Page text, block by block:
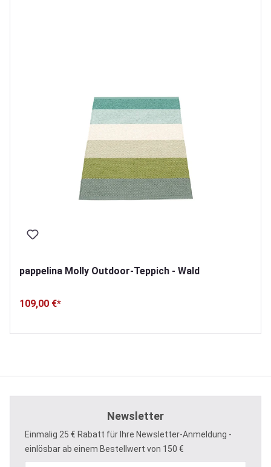
pappelina Molly Outdoor-Teppich - Wald
109,00 €*
Newsletter
Einmalig 25 € Rabatt für Ihre Newsletter-Anmeldung -
einlösbar ab einem Bestellwert von 150 €